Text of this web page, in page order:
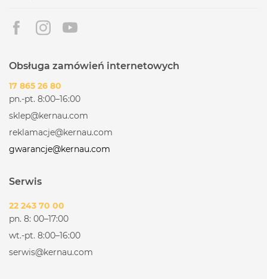
Obsługa zamówień internetowych
17 865 26 80
pn.-pt. 8:00–16:00
sklep@kernau.com
reklamacje@kernau.com
gwarancje@kernau.com
Serwis
22 243 70 00
pn. 8: 00–17:00
wt.-pt. 8:00–16:00
serwis@kernau.com